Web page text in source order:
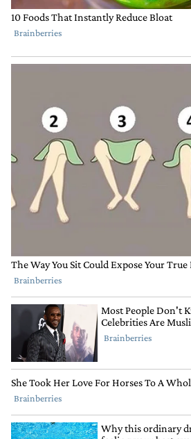
RESPONDER 0 0
Adriana Pintos 4 DE AGOSTO DE
SARASA FALTA MUCHA CALLE
RESPONDER 0 0
Comentario de Alberto
Alberto Caramellino 4 DE
Yo le diria a la OPOSICION que
Esto no es lo que consideran
adecuado ?? ayuden ,arrimen
Y ese escenario va a ser
candidatos
Si tienen que taparse la nariz y
ayudar ,haganlo ...
PIENSEN UNA VEZ EN LA
MISMOS
GRACIAS